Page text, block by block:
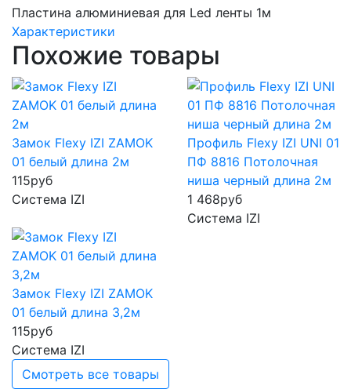
Пластина алюминиевая для Led ленты 1м
Характеристики
Похожие товары
Замок Flexy IZI ZAMOK
01 белый длина 2м
115руб
Система IZI
Профиль Flexy IZI UNI 01
ПФ 8816 Потолочная
ниша черный длина 2м
1 468руб
Система IZI
Замок Flexy IZI ZAMOK
01 белый длина 3,2м
115руб
Система IZI
Смотреть все товары